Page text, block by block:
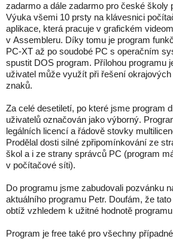
zadarmo a dále zadarmo pro české školy
Výuka všemi 10 prsty na klávesnici
aplikace, která pracuje v grafickém
v Assembleru. Díky tomu je program
PC-XT až po soudobé PC s operačním
spustit DOS program. Přílohou programu
uživatel může využít při řešení
znaků.
Za celé desetiletí, po které jsme program
uživatelů označován jako výborný.
legálních licencí a řádově stovky
Prodělal dosti silné zpřipomínkování ze
škol a i ze strany správců PC (program
v počítačové síti).
Do programu jsme zabudovali pozvánku
aktuálního programu Petr. Doufám, že
obtíž vzhledem k užitné hodnotě
Program je free také pro všechny